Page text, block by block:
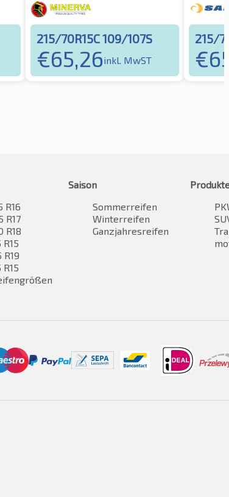
215/70R15C 109/107S
€65,26inkl. MwST
215/
€
R16
R17
R18
Saison
Sommerreifen
Winterreifen
Ganzjahresreifen